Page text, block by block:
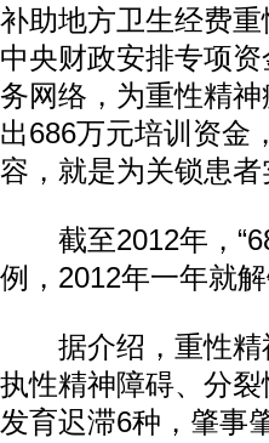
补助地方卫生经费
中央财政安排专项
务网络，为重性精
出686万元培训资金
容，就是为关锁患者
截至2012年，
例，2012年一年就解
据介绍，重性精
执性精神障碍、分
发育迟滞6种，肇事